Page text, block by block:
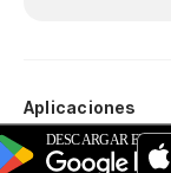
Aplicaciones